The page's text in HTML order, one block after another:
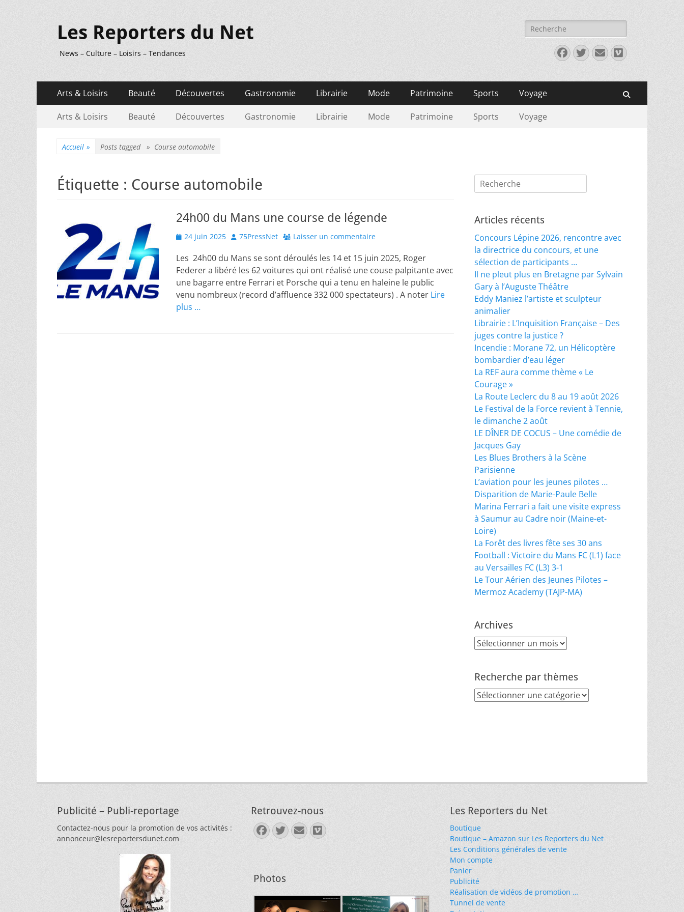
Les Reporters du Net
News – Culture – Loisirs – Tendances
Rechercher :
Facebook
Twitter
E-
mail
Vimeo
Menu
principal
contenu
Arts & Loisirs Beauté Découvertes Gastronomie Librairie Mode Patrimoine Sports Voyage
Menu
Arts & Loisirs Beauté Découvertes Gastronomie Librairie Mode Patrimoine Sports Voyage
Accueil » Posts tagged » Course automobile
Étiquette : Course automobile
24h00 du Mans une course de légende
Posted
24 juin 2025 Author
75PressNet Laisser un commentaire
Les 24h00 du Mans se sont déroulés les 14 et 15 juin 2025, Roger
Federer a libéré les 62 voitures qui ont réalisé une couse palpitante avec
une bagarre entre Ferrari et Porsche qui a tenu en haleine le public
venu nombreux (record d’affluence 332 000 spectateurs) . A noter Lire
plus …
Rechercher :
Articles récents
Concours Lépine 2026, rencontre avec
la directrice du concours, et une
sélection de participants …
Il ne pleut plus en Bretagne par Sylvain
Gary à l’Auguste Théâtre
Eddy Maniez l’artiste et sculpteur
animalier
Librairie : L’Inquisition Française – Des
juges contre la justice ?
Incendie : Morane 72, un Hélicoptère
bombardier d’eau léger
La REF aura comme thème « Le
Courage »
La Route Leclerc du 8 au 19 août 2026
Le Festival de la Force revient à Tennie,
le dimanche 2 août
LE DÎNER DE COCUS – Une comédie de
Jacques Gay
Les Blues Brothers à la Scène
Parisienne
L’aviation pour les jeunes pilotes …
Disparition de Marie-Paule Belle
Marina Ferrari a fait une visite express
à Saumur au Cadre noir (Maine-et-
Loire)
La Forêt des livres fête ses 30 ans
Football : Victoire du Mans FC (L1) face
au Versailles FC (L3) 3-1
Le Tour Aérien des Jeunes Pilotes –
Mermoz Academy (TAJP-MA)
Archives
Archives
Recherche par thèmes
Recherche
Publicité – Publi-reportage
Contactez-nous pour la promotion de vos activités :
annonceur@lesreportersdunet.com
Retrouvez-nous
Facebook
Twitter
E-
mail
Vimeo
Photos
Les Reporters du Net
Boutique
Boutique – Amazon sur Les Reporters du Net
Les Conditions générales de vente
Mon compte
Panier
Publicité
Réalisation de vidéos de promotion …
Tunnel de vente